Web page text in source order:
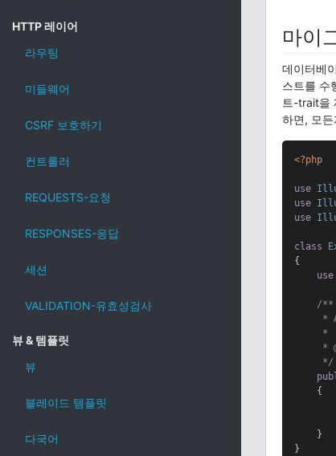
HTTP 레이어
라우팅
미들웨어
CSRF 보호하기
컨트롤러
REQUESTS-요청
RESPONSES-응답
세션
VALIDATION-유효성검사
뷰 & 템플릿
뷰
블레이드 템플릿
다국어
마이
데이터베
스트를 수
트-trait을
하면, 모
<?php
use
use
use
class
{
use
/**
*
     *
     *
     */
{
    }
}